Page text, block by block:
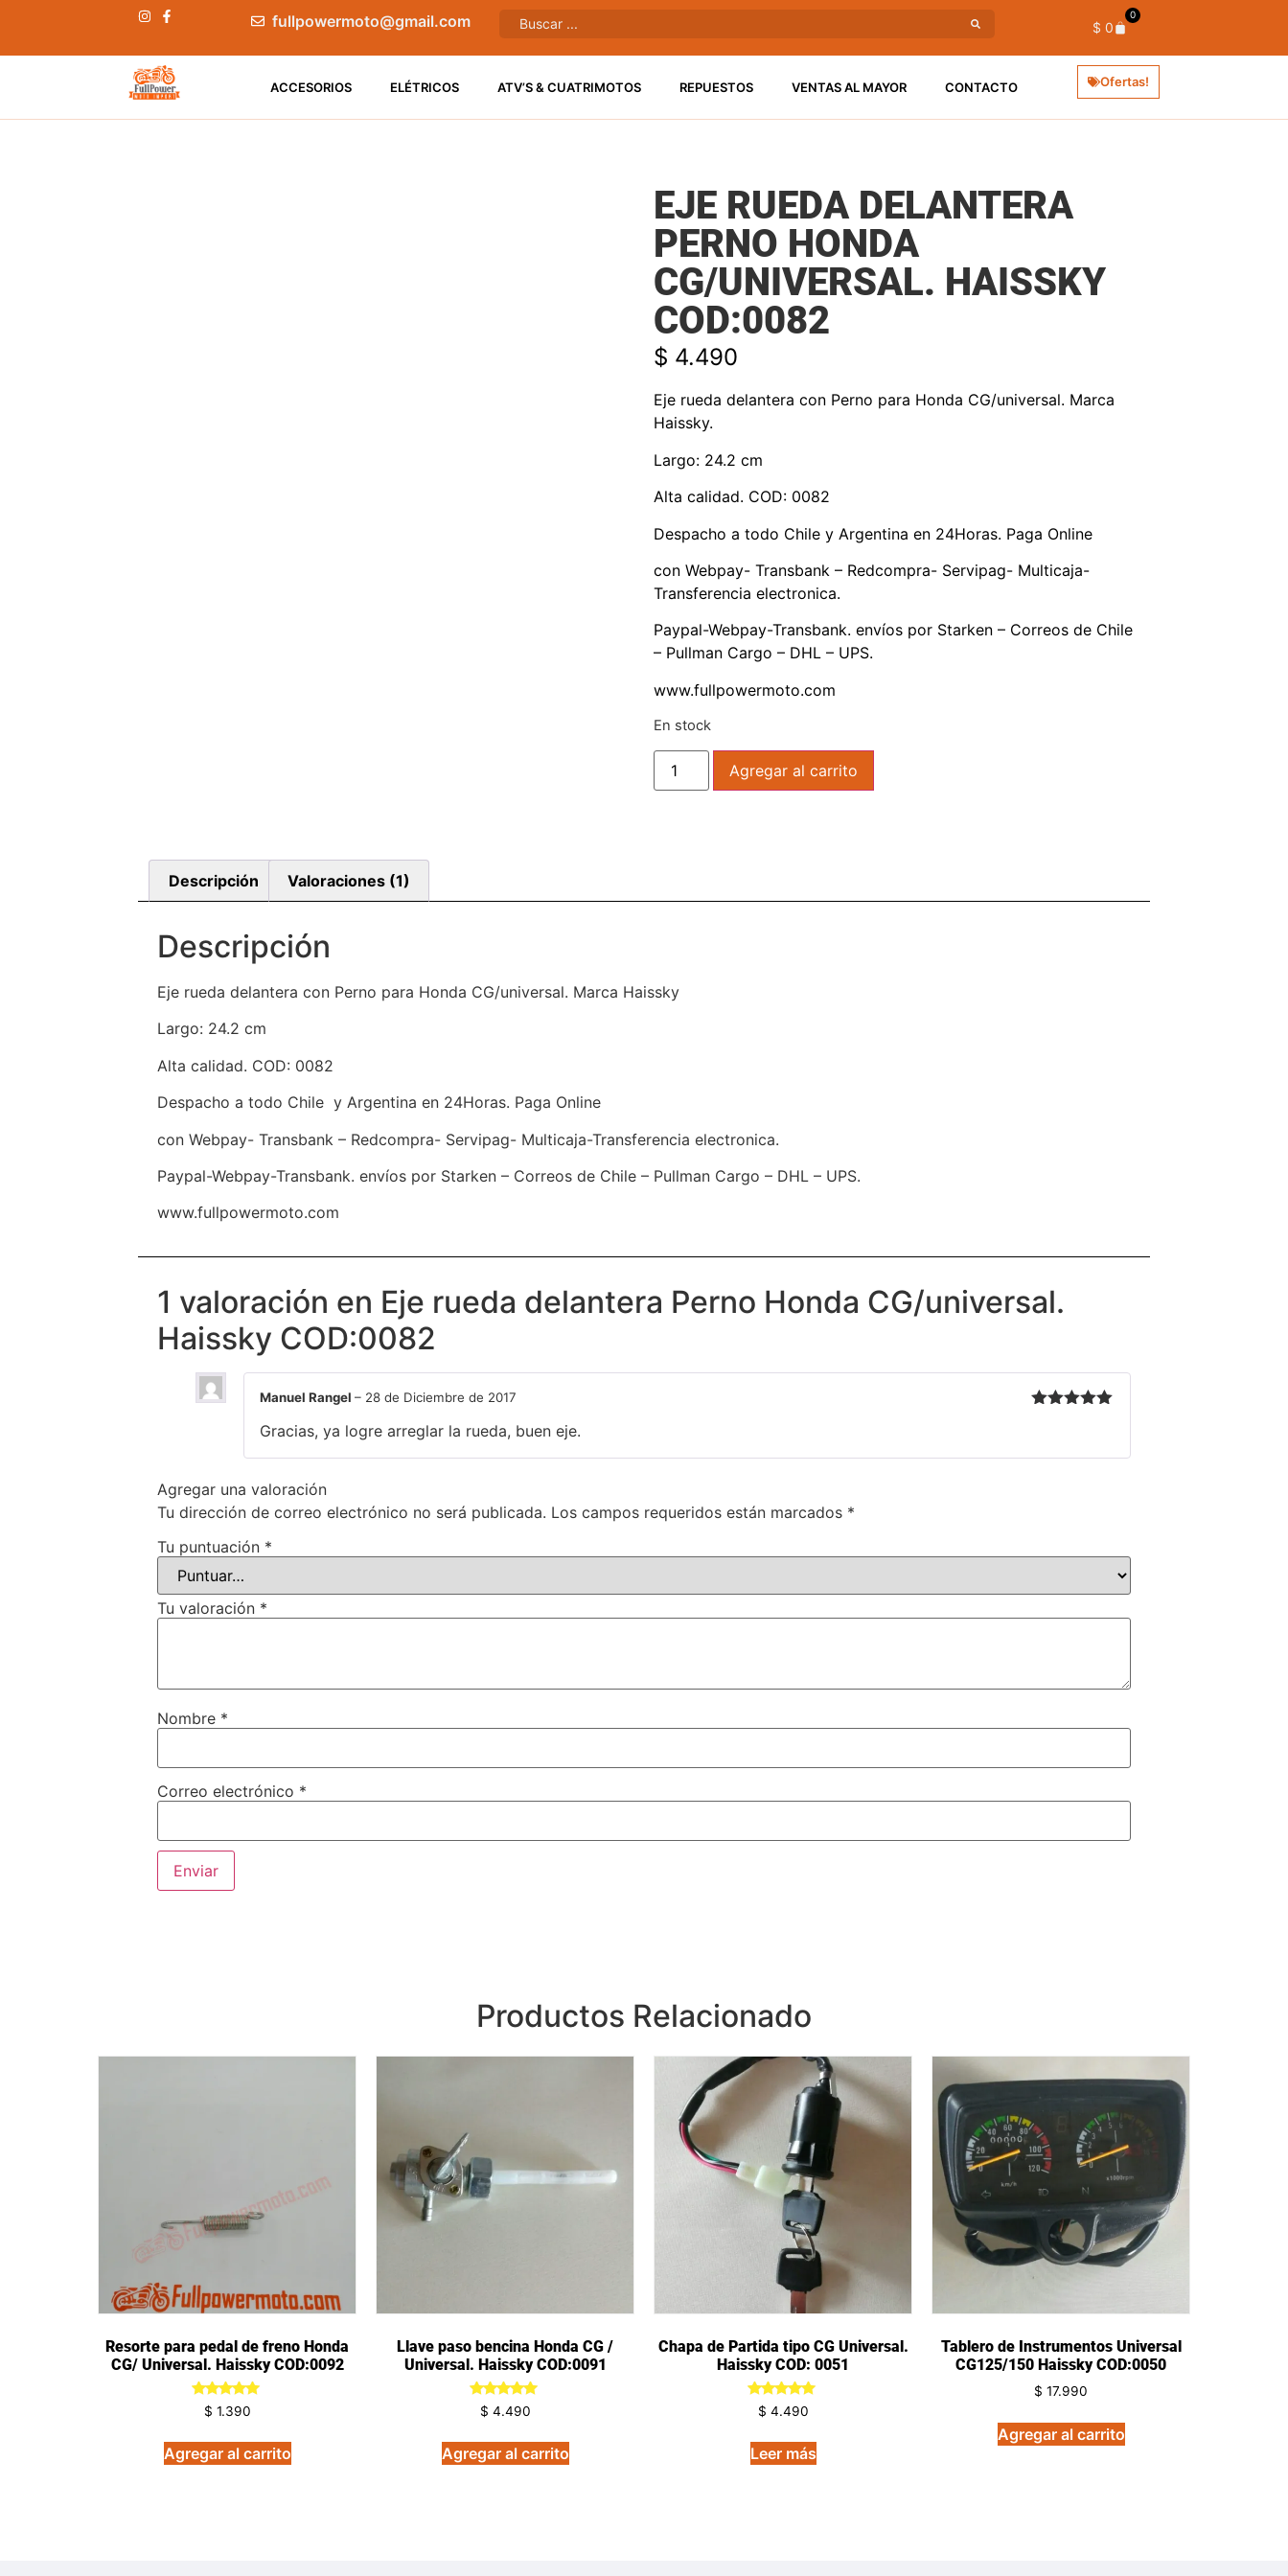
fullpowermoto@gmail.com $ 0
0
ACCESORIOS ELÉTRICOS ATV’S & CUATRIMOTOS REPUESTOS VENTAS AL MAYOR CONTACTO Ofertas!
EJE RUEDA DELANTERA
PERNO HONDA
CG/UNIVERSAL. HAISSKY
COD:0082
$ 4.490
Eje rueda delantera con Perno para Honda CG/universal. Marca
Haissky.
Largo: 24.2 cm
Alta calidad. COD: 0082
Despacho a todo Chile y Argentina en 24Horas. Paga Online
con Webpay- Transbank – Redcompra- Servipag- Multicaja-
Transferencia electronica.
Paypal-Webpay-Transbank. envíos por Starken – Correos de Chile
– Pullman Cargo – DHL – UPS.
www.fullpowermoto.com
En stock
Agregar al carrito
Descripción Valoraciones (1)
Descripción
Eje rueda delantera con Perno para Honda CG/universal. Marca Haissky
Largo: 24.2 cm
Alta calidad. COD: 0082
Despacho a todo Chile y Argentina en 24Horas. Paga Online
con Webpay- Transbank – Redcompra- Servipag- Multicaja-Transferencia electronica.
Paypal-Webpay-Transbank. envíos por Starken – Correos de Chile – Pullman Cargo – DHL – UPS.
www.fullpowermoto.com
1 valoración en Eje rueda delantera Perno Honda CG/universal.
Haissky COD:0082
Manuel Rangel– 28 de Diciembre de 2017
Gracias, ya logre arreglar la rueda, buen eje.
Agregar una valoración
Tu dirección de correo electrónico no será publicada. Los campos requeridos están marcados *
Tu puntuación *
Tu valoración *
Nombre *
Correo electrónico *
Productos Relacionado
Resorte para pedal de freno Honda
CG/ Universal. Haissky COD:0092
Valorado
en
de 5
$ 1.390
Agregar al carrito
Llave paso bencina Honda CG /
Universal. Haissky COD:0091
Valorado
en
de 5
$ 4.490
Agregar al carrito
Chapa de Partida tipo CG Universal.
Haissky COD: 0051
Valorado
en
de 5
$ 4.490
Leer más
Tablero de Instrumentos Universal
CG125/150 Haissky COD:0050
$ 17.990
Agregar al carrito